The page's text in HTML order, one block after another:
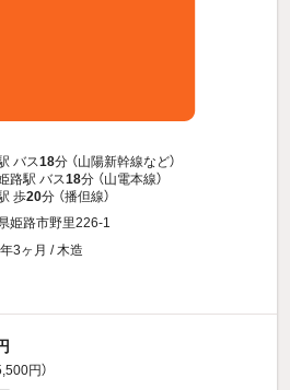
バス18分 （山陽新幹線など）
路駅 バス18分 （山電本線）
歩20分 （播但線）
姫路市野里226-1
3ヶ月 / 木造
円）